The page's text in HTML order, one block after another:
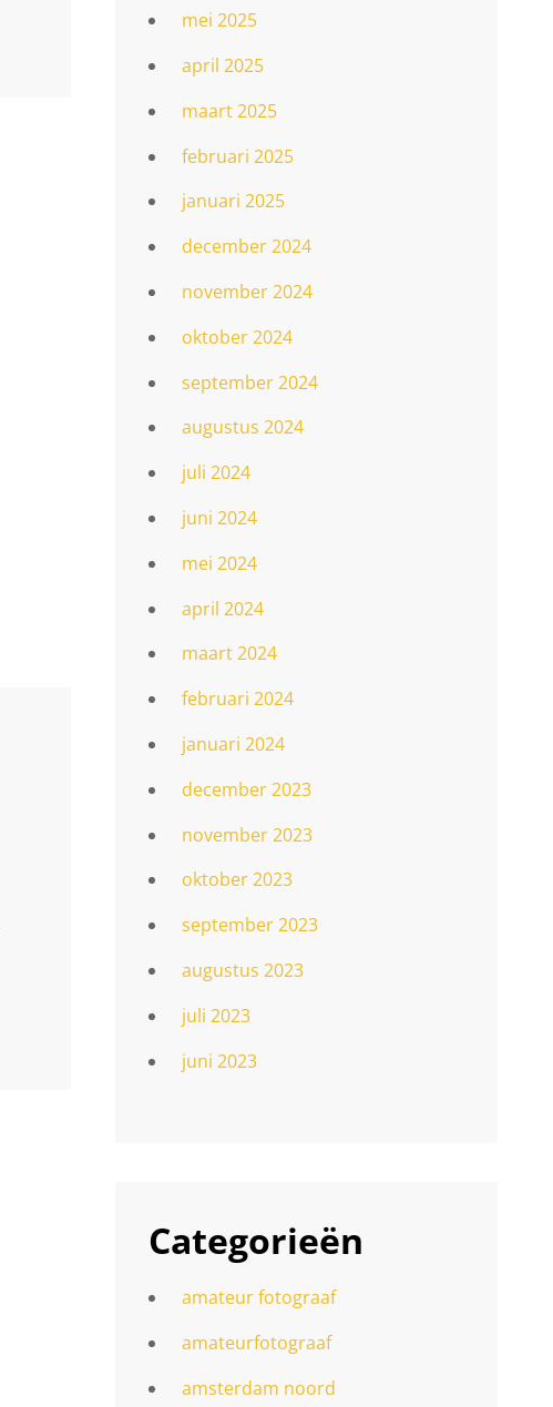
mei 2025
april 2025
maart 2025
februari 2025
januari 2025
december 2024
november 2024
oktober 2024
september 2024
augustus 2024
juli 2024
juni 2024
mei 2024
april 2024
maart 2024
februari 2024
januari 2024
december 2023
november 2023
oktober 2023
september 2023
augustus 2023
juli 2023
juni 2023
Categorieën
amateur fotograaf
amateurfotograaf
amsterdam noord